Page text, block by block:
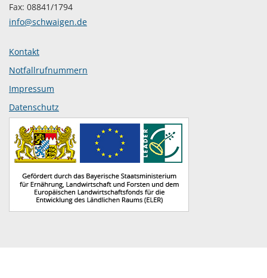
Fax: 08841/1794
info@schwaigen.de
Kontakt
Notfallrufnummern
Impressum
Datenschutz